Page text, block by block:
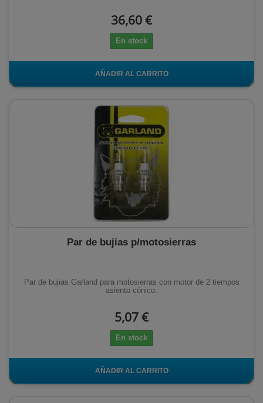
36,60 €
En stock
AÑADIR AL CARRITO
Par de bujias p/motosierras
Par de bujias Garland para motosierras con motor de 2 tiempos
asiento cónico.
5,07 €
En stock
AÑADIR AL CARRITO